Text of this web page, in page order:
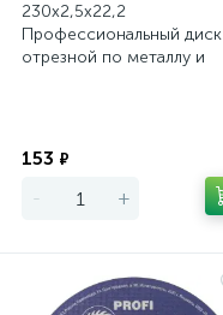
230х2,5х22,2
Профессиональный диск
отрезной по металлу и
153 ₽
- +